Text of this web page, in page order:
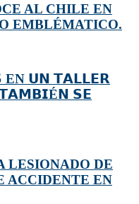
AL CHILE EN
EMBLÉMATICO.
𝗨𝗡 𝗧𝗔𝗟𝗟𝗘𝗥
𝗦𝗘
LESIONADO DE
ACCIDENTE EN